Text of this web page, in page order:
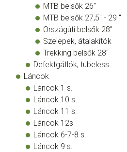
MTB belsők 26"
MTB belsők 27,5" - 29 "
Országúti belsők 28"
Szelepek, átalakítók
Trekking belsők 28"
Defektgátlók, tubeless
Láncok
Láncok 1 s.
Láncok 10 s.
Láncok 11 s.
Láncok 12s
Láncok 6-7-8 s.
Láncok 9 s.